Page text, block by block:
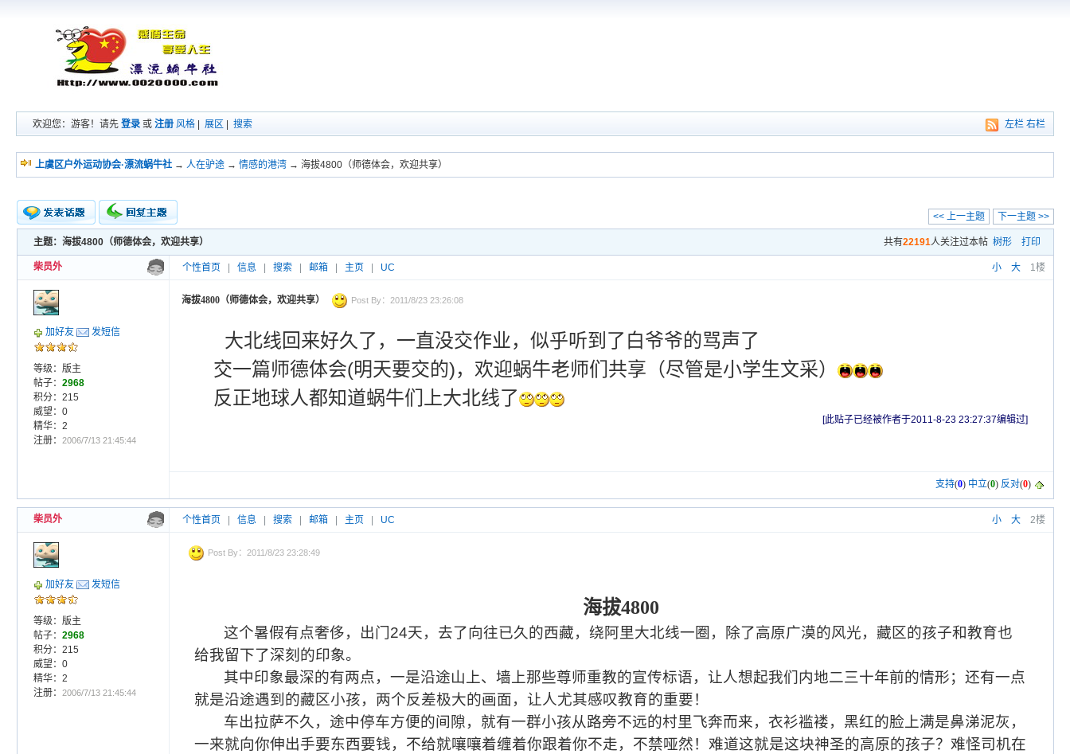
左栏 右栏
欢迎您：游客！请先登录 或注册 风格 |展区 |搜索
上虞区户外运动协会·漂流蜗牛社 →人在驴途 →情感的港湾 → 海拔4800（师德体会，欢迎共享）
新的主题
投票帖
小字报
下一主题 >>
<< 上一主题
共有22191人关注过本帖 树形 打印
主题：海拔4800（师德体会，欢迎共享）
柴员外 小 大 1楼
个性首页 信息 搜索 邮箱 主页 UC
加好友 发短信
等级：版主
帖子： 2968
积分：215
威望：0
精华：2
注册：
2006/7/13 21:45:44
海拔4800（师德体会，欢迎共享） Post By：2011/8/23 23:26:08
大北线回来好久了，一直没交作业，似乎听到了白爷爷的骂声了
交一篇师德体会(明天要交的)，欢迎蜗牛老师们共享（尽管是小学生文采）
反正地球人都知道蜗牛们上大北线了
[此贴子已经被作者于2011-8-23 23:27:37编辑过]
支持(0) 中立(0) 反对(0)
柴员外 小 大 2楼
个性首页 信息 搜索 邮箱 主页 UC
加好友 发短信
等级：版主
帖子： 2968
积分：215
威望：0
精华：2
注册：
2006/7/13 21:45:44
Post By：2011/8/23 23:28:49
海拔4800
这个暑假有点奢侈，出门24天，去了向往已久的西藏，绕阿里大北线一圈，除了高原广漠的风光，藏区的孩子和教育也
给我留下了深刻的印象。
其中印象最深的有两点，一是沿途山上、墙上那些尊师重教的宣传标语，让人想起我们内地二三十年前的情形；还有一点
就是沿途遇到的藏区小孩，两个反差极大的画面，让人尤其感叹教育的重要！
车出拉萨不久，途中停车方便的间隙，就有一群小孩从路旁不远的村里飞奔而来，衣衫褴褛，黑红的脸上满是鼻涕泥灰，
一来就向你伸出手要东西要钱，不给就嚷嚷着缠着你跟着你不走，不禁哑然！难道这就是这块神圣的高原的孩子？难怪司机在